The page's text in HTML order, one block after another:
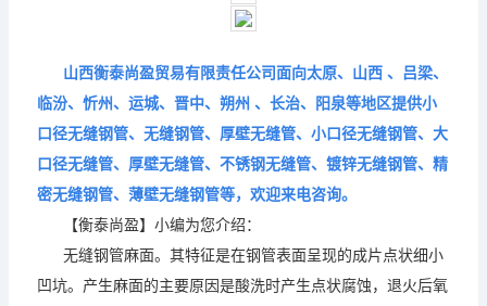
山西衡泰尚盈贸易有限责任公司面向太原、山西 、吕梁、
临汾、忻州、运城、晋中、朔州 、长治、阳泉等地区提供小
口径无缝钢管、无缝钢管、厚壁无缝管、小口径无缝钢管、大
口径无缝管、厚壁无缝管、不锈钢无缝管、镀锌无缝钢管、精
密无缝钢管、薄壁无缝钢管等，欢迎来电咨询。
【衡泰尚盈】小编为您介绍：
无缝钢管麻面。其特征是在钢管表面呈现的成片点状细小
凹坑。产生麻面的主要原因是酸洗时产生点状腐蚀，退火后氧